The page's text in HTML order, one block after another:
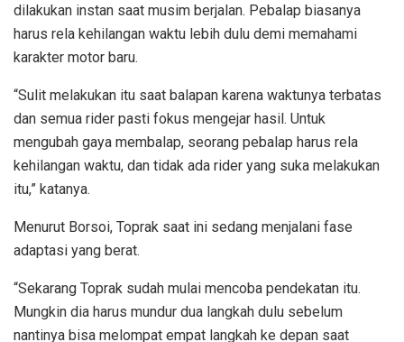
dilakukan instan saat musim berjalan. Pebalap biasanya
harus rela kehilangan waktu lebih dulu demi memahami
karakter motor baru.
“Sulit melakukan itu saat balapan karena waktunya terbatas
dan semua rider pasti fokus mengejar hasil. Untuk
mengubah gaya membalap, seorang pebalap harus rela
kehilangan waktu, dan tidak ada rider yang suka melakukan
itu,” katanya.
Menurut Borsoi, Toprak saat ini sedang menjalani fase
adaptasi yang berat.
“Sekarang Toprak sudah mulai mencoba pendekatan itu.
Mungkin dia harus mundur dua langkah dulu sebelum
nantinya bisa melompat empat langkah ke depan saat